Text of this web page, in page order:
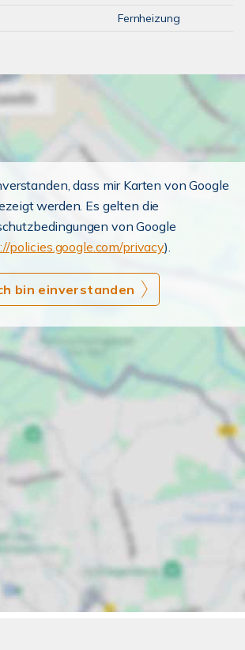
Fernheizung
dass mir Karten von Google
werden. Es gelten die
von Google
policies.google.com/privacy).
bin einverstanden